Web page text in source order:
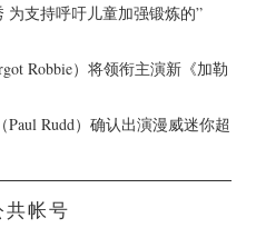
为支持呼吁儿童加强锻炼的”
Robbie）将领衔主演新《加勒
Paul Rudd）确认出演漫威迷你超
帐号